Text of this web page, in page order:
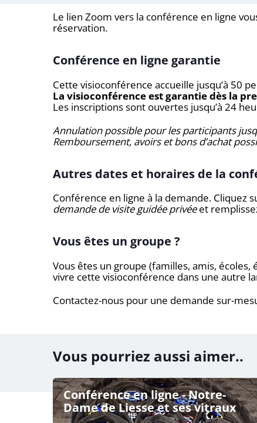
Le lien Zoom vers la conférence en ligne
réservation.
Conférence en ligne garantie
Cette visioconférence accueille jusqu’à 50
La visioconférence est garantie dès la
Les inscriptions sont ouvertes jusqu’à 24
Annulation possible pour les participants
Remboursement, avoirs et bons d’achat
Autres dates et horaires de la
Conférence en ligne à la demande. Cliquez
demande de visite guidée privéeet
Vous êtes un groupe ?
Vous êtes un groupe (familles, amis,
vivre cette visioconférence dans une autre
Contactez-nous pour une demande sur-
Vous pourriez aussi aimer..
Conférence en ligne - Notre-
Dame de Liesse et ses vitraux